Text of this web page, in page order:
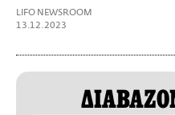
LIFO NEWSROOM
13.12.2023